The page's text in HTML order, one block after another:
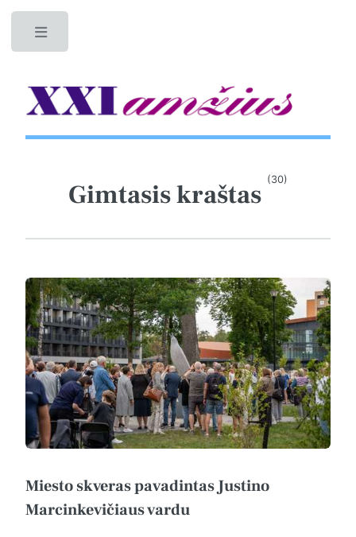
Gimtasis kraštas (30)
Miesto skveras pavadintas Justino
Marcinkevičiaus vardu